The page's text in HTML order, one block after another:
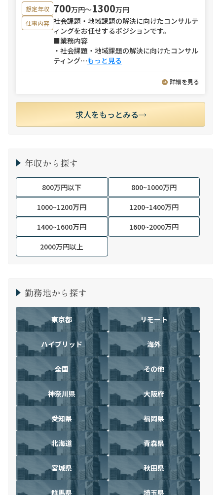
想定年収 700万円〜1300万円
仕事内容 社会課題・地域課題の解決に向けたコンサルテ
ィングをお任せするポジションです。
■業務内容
・社会課題・地域課題の解決に向けたコンサル
ティング⋯もっと見る
詳細を見る
求人をもっとみる
年収から探す
800万円以下
800~1000万円
1000~1200万円
1200~1400万円
1400~1600万円
1600~2000万円
2000万円以上
勤務地から探す
東京都 リモート
ハイブリッド 海外
全国 その他
神奈川県 大阪府
愛知県 福岡県
北海道 青森県
宮城県 秋田県
群馬県 埼玉県